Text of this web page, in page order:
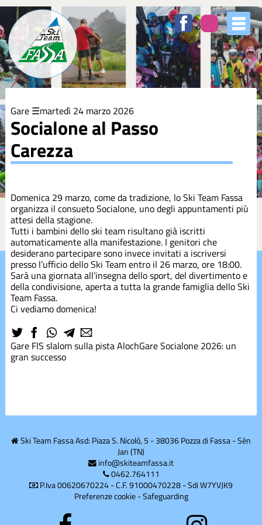
Gare martedì 24 marzo 2026
Socialone al Passo
Carezza
Domenica 29 marzo, come da tradizione, lo Ski Team Fassa
organizza il consueto Socialone, uno degli appuntamenti più
attesi della stagione.
Tutti i bambini dello ski team risultano già iscritti
automaticamente alla manifestazione. I genitori che
desiderano partecipare sono invece invitati a iscriversi
presso l’ufficio dello Ski Team entro il 26 marzo, ore 18:00.
Sarà una giornata all’insegna dello sport, del divertimento e
della condivisione, aperta a tutta la grande famiglia dello Ski
Team Fassa.
Ci vediamo domenica!
Gare FIS slalom sulla pista AlochGareSocialone 2026: un
gran successo
degli
argomenti
delle
notizie:
5XMILLE
Azzurri
Club
Europa
Corsi
Corsi estivi
Corsi
inverno
Divise
Ski Team Fassa Asd: Piaza S. Nicolò, 5 - 38036 Pozza di Fassa - Sèn
Jan (TN)
info@skiteamfassa.it
0462.764111
P.Iva 00620670224 - C.F. 91000470228 - Sdi W7YVJK9
Preferenze cookie-Safeguarding